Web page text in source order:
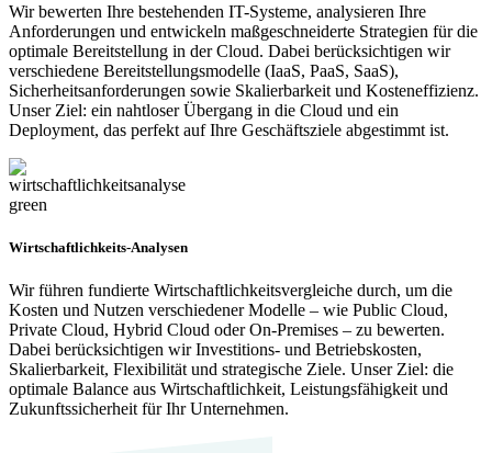
Wir bewerten Ihre bestehenden IT-Systeme, analysieren Ihre
Anforderungen und entwickeln maßgeschneiderte Strategien für die
optimale Bereitstellung in der Cloud. Dabei berücksichtigen wir
verschiedene Bereit­stellungs­modelle (IaaS, PaaS, SaaS),
Sicherheitsanforderungen sowie Skalierbarkeit und Kosteneffizienz.
Unser Ziel: ein nahtloser Übergang in die Cloud und ein
Deployment, das perfekt auf Ihre Geschäftsziele abgestimmt ist.
Wirtschaftlichkeits-Analysen
Wir führen fundierte Wirtschaftlichkeitsvergleiche durch, um die
Kosten und Nutzen verschiedener Modelle – wie Public Cloud,
Private Cloud, Hybrid Cloud oder On-Premises – zu bewerten.
Dabei berücksichtigen wir Investitions- und Betriebskosten,
Skalierbarkeit, Flexibilität und strategische Ziele. Unser Ziel: die
optimale Balance aus Wirtschaftlichkeit, Leistungsfähigkeit und
Zukunftssicherheit für Ihr Unternehmen.